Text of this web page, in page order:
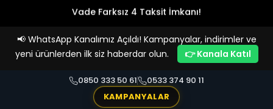
Vade Farksız 4 Taksit İmkanı!
📢 WhatsApp Kanalımız Açıldı! Kampanyalar, indirimler ve
yeni ürünlerden ilk siz haberdar olun.
👉 Kanala Katıl
0850 333 50 61
0533 374 90 11
KAMPANYALAR